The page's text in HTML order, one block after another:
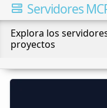
Servidores
Explora los
proyectos